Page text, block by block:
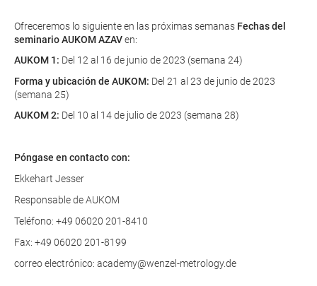
Ofreceremos lo siguiente en las próximas semanas Fechas del
seminario AUKOM AZAVen:
AUKOM 1: Del 12 al 16 de junio de 2023 (semana 24)
Forma y ubicación de AUKOM: Del 21 al 23 de junio de 2023
(semana 25)
AUKOM 2: Del 10 al 14 de julio de 2023 (semana 28)
Póngase en contacto con:
Ekkehart Jesser
Responsable de AUKOM
Teléfono: +49 06020 201-8410
Fax: +49 06020 201-8199
correo electrónico: academy@wenzel-metrology.de